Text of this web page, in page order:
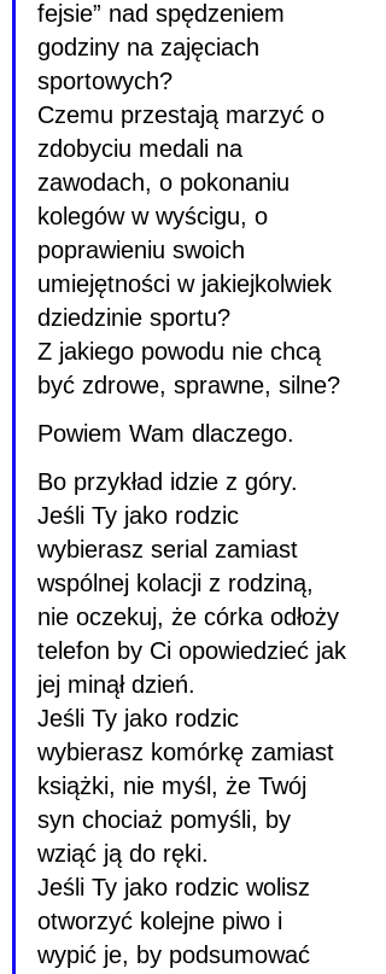
fejsie” nad spędzeniem
godziny na zajęciach
sportowych?
Czemu przestają marzyć o
zdobyciu medali na
zawodach, o pokonaniu
kolegów w wyścigu, o
poprawieniu swoich
umiejętności w jakiejkolwiek
dziedzinie sportu?
Z jakiego powodu nie chcą
być zdrowe, sprawne, silne?
Powiem Wam dlaczego.
Bo przykład idzie z góry.
Jeśli Ty jako rodzic
wybierasz serial zamiast
wspólnej kolacji z rodziną,
nie oczekuj, że córka odłoży
telefon by Ci opowiedzieć jak
jej minął dzień.
Jeśli Ty jako rodzic
wybierasz komórkę zamiast
książki, nie myśl, że Twój
syn chociaż pomyśli, by
wziąć ją do ręki.
Jeśli Ty jako rodzic wolisz
otworzyć kolejne piwo i
wypić je, by podsumować